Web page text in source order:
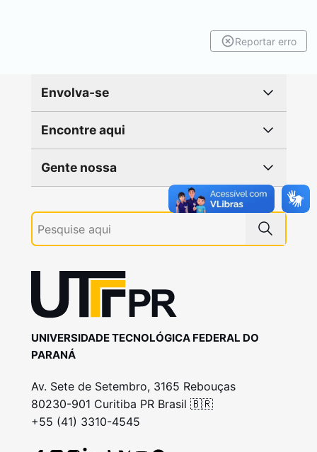
Reportar erro
Envolva-se
Encontre aqui
Gente nossa
UNIVERSIDADE TECNOLÓGICA FEDERAL DO
PARANÁ
Av. Sete de Setembro, 3165 Rebouças
80230-901 Curitiba PR Brasil 🇧🇷
+55 (41) 3310-4545